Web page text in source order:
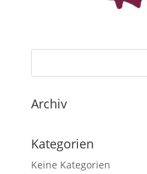
Archiv
Kategorien
Keine Kategorien